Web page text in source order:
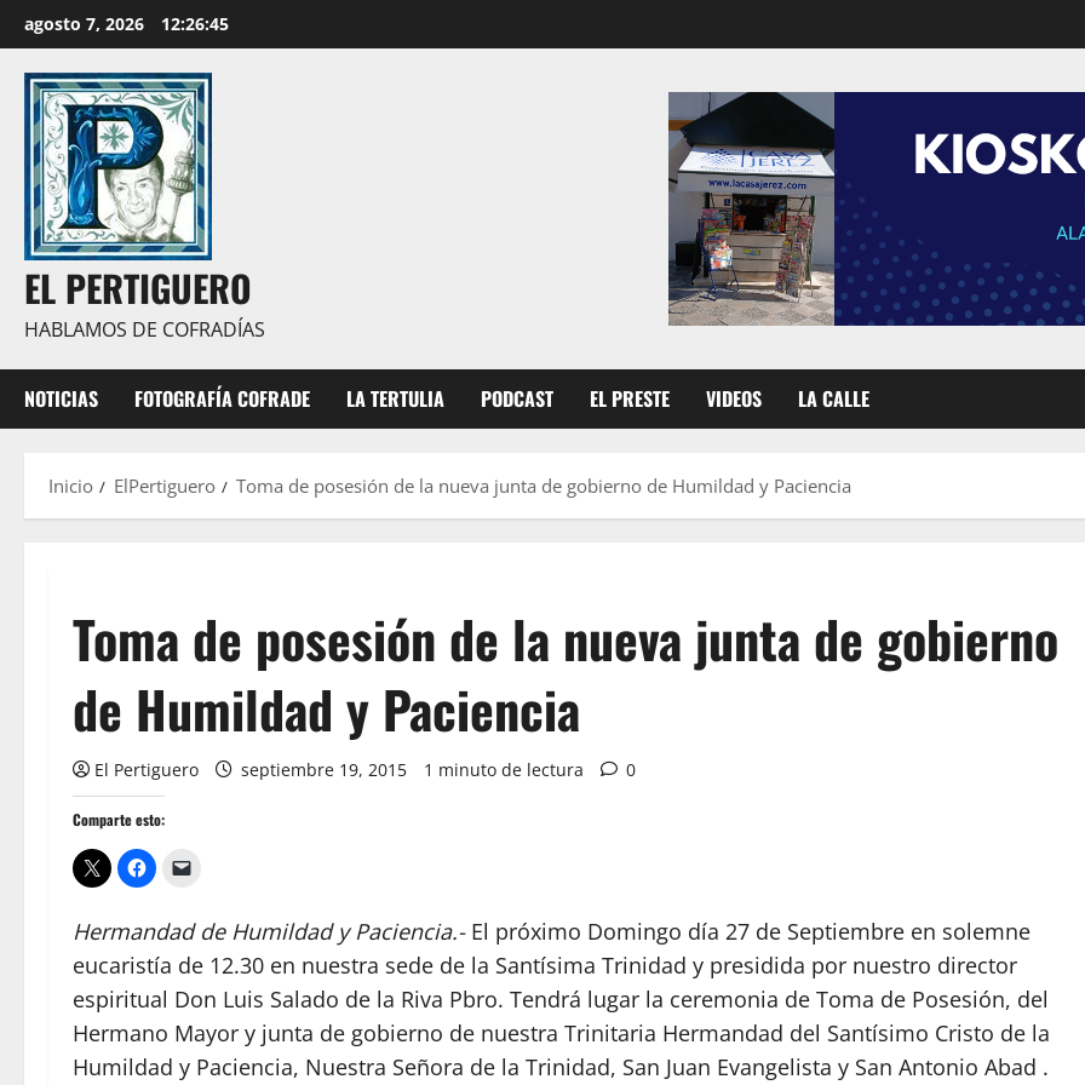
al
contenido
agosto 7, 2026 12:26:46
EL PERTIGUERO
HABLAMOS DE COFRADÍAS
NOTICIAS FOTOGRAFÍA COFRADE LA TERTULIA PODCAST EL PRESTE VIDEOS LA CALLE
Inicio ElPertiguero Toma de posesión de la nueva junta de gobierno de Humildad y Paciencia
Toma de posesión de la nueva junta de gobierno
de Humildad y Paciencia
El Pertiguero septiembre 19, 2015 1 minuto de lectura 0
Comparte esto:
Hermandad de Humildad y Paciencia.- El próximo Domingo día 27 de Septiembre en solemne
eucaristía de 12.30 en nuestra sede de la Santísima Trinidad y presidida por nuestro director
espiritual Don Luis Salado de la Riva Pbro. Tendrá lugar la ceremonia de Toma de Posesión, del
Hermano Mayor y junta de gobierno de nuestra Trinitaria Hermandad del Santísimo Cristo de la
Humildad y Paciencia, Nuestra Señora de la Trinidad, San Juan Evangelista y San Antonio Abad .